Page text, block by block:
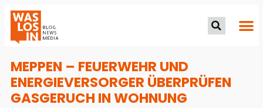
MEPPEN – FEUERWEHR UND
ENERGIEVERSORGER ÜBERPRÜFEN
GASGERUCH IN WOHNUNG